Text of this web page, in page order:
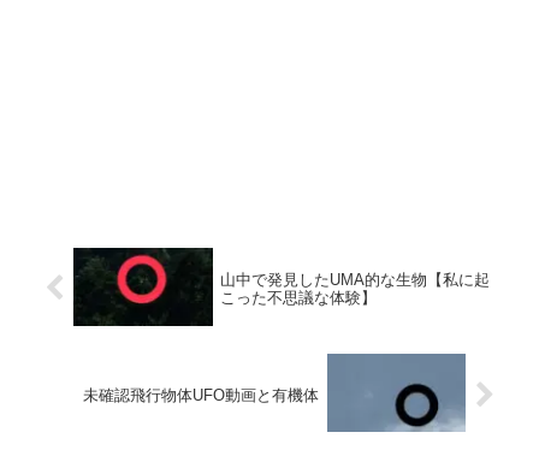
山中で発見したUMA的な生物【私に起
こった不思議な体験】
未確認飛行物体UFO動画と有機体